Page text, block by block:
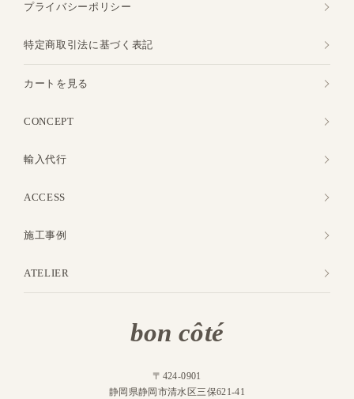
プライバシーポリシー
特定商取引法に基づく表記
カートを見る
CONCEPT
輸入代行
ACCESS
施工事例
ATELIER
bon côté
〒424-0901
静岡県静岡市清水区三保621-41